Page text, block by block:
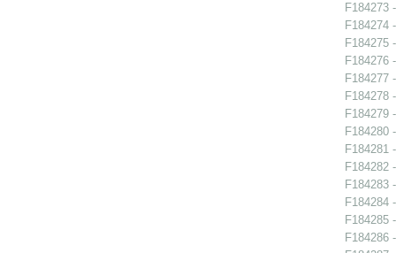
F184273
F184274
F184275
F184276
F184277
F184278
F184279
F184280
F184281
F184282
F184283
F184284
F184285
F184286